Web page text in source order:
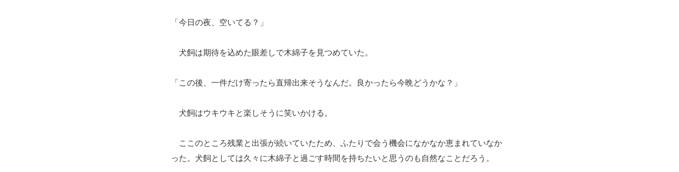
「今日の夜、空いてる？」
犬飼は期待を込めた眼差しで木綿子を見つめていた。
「この後、一件だけ寄ったら直帰出来そうなんだ。良かったら今晩どうかな？」
犬飼はウキウキと楽しそうに笑いかける。
ここのところ残業と出張が続いていたため、ふたりで会う機会になかなか恵まれていなか
った。犬飼としては久々に木綿子と過ごす時間を持ちたいと思うのも自然なことだろう。